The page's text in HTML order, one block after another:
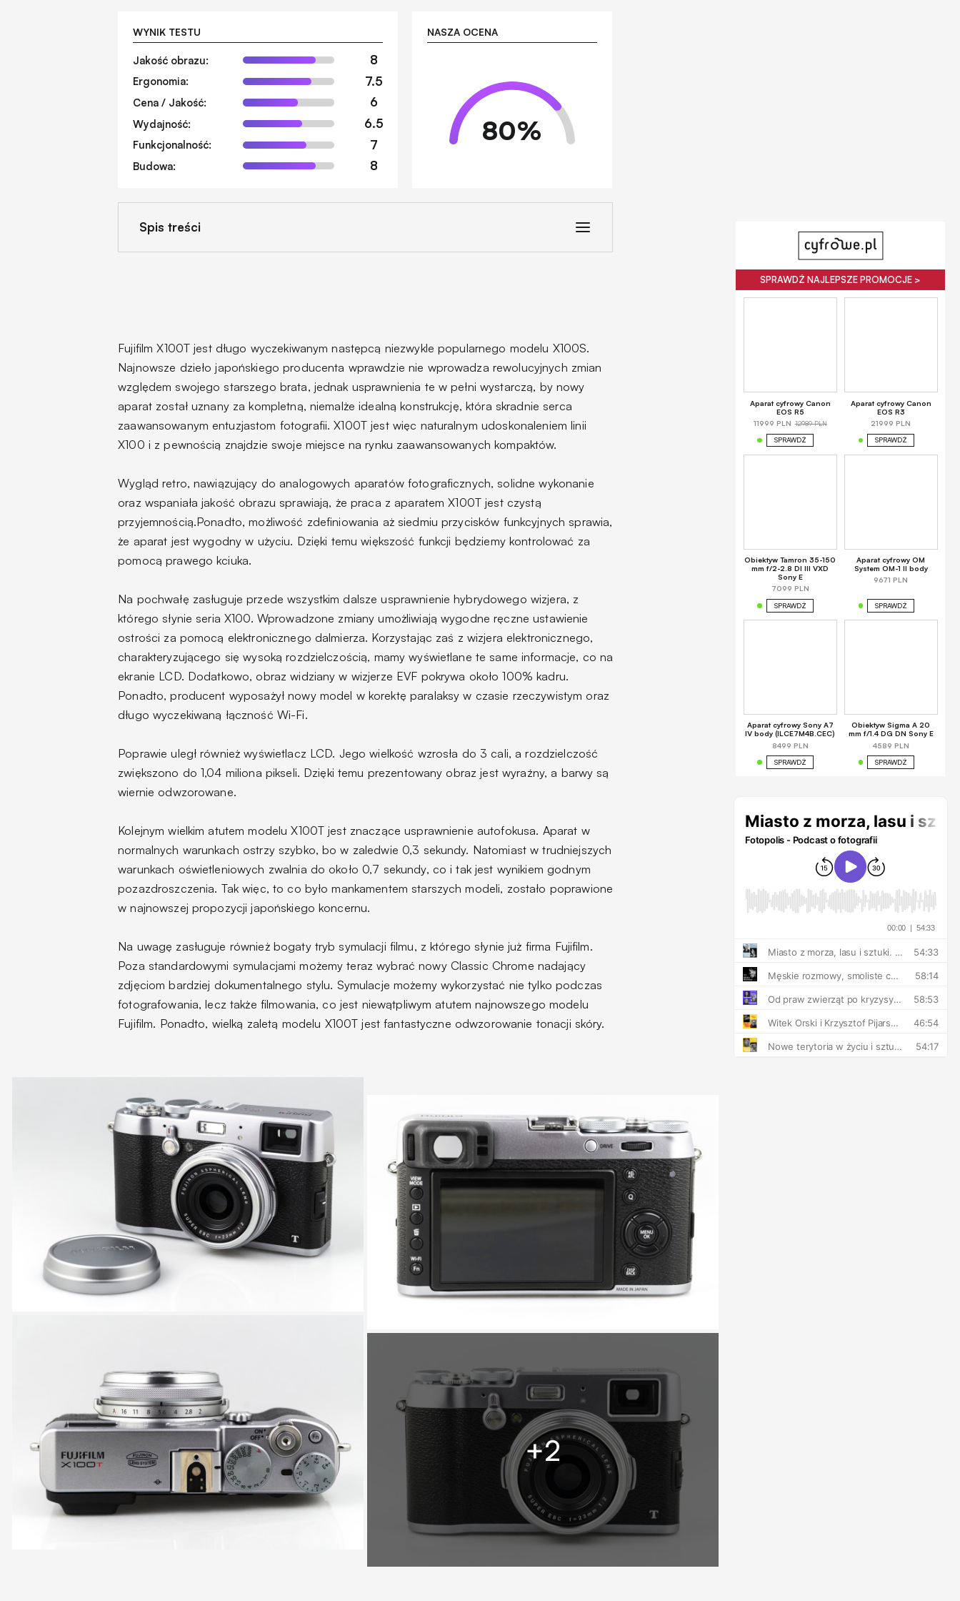
WYNIK TESTU
Jakość obrazu: 8
Ergonomia: 7.5
Cena / Jakość: 6
Wydajność: 6.5
Funkcjonalność: 7
Budowa: 8
NASZA OCENA
80%
Spis treści
Fujifilm X100T jest długo wyczekiwanym następcą niezwykle popularnego modelu X100S.
Najnowsze dzieło japońskiego producenta wprawdzie nie wprowadza rewolucyjnych zmian
względem swojego starszego brata, jednak usprawnienia te w pełni wystarczą, by nowy
aparat został uznany za kompletną, niemalże idealną konstrukcję, która skradnie serca
zaawansowanym entuzjastom fotografii. X100T jest więc naturalnym udoskonaleniem linii
X100 i z pewnością znajdzie swoje miejsce na rynku zaawansowanych kompaktów.
Wygląd retro, nawiązujący do analogowych aparatów fotograficznych, solidne wykonanie
oraz wspaniała jakość obrazu sprawiają, że praca z aparatem X100T jest czystą
przyjemnością.Ponadto, możliwość zdefiniowania aż siedmiu przycisków funkcyjnych sprawia,
że aparat jest wygodny w użyciu. Dzięki temu większość funkcji będziemy kontrolować za
pomocą prawego kciuka.
Na pochwałę zasługuje przede wszystkim dalsze usprawnienie hybrydowego wizjera, z
którego słynie seria X100. Wprowadzone zmiany umożliwiają wygodne ręczne ustawienie
ostrości za pomocą elektronicznego dalmierza. Korzystając zaś z wizjera elektronicznego,
charakteryzującego się wysoką rozdzielczością, mamy wyświetlane te same informacje, co na
ekranie LCD. Dodatkowo, obraz widziany w wizjerze EVF pokrywa około 100% kadru.
Ponadto, producent wyposażył nowy model w korektę paralaksy w czasie rzeczywistym oraz
długo wyczekiwaną łączność Wi-Fi.
Poprawie uległ również wyświetlacz LCD. Jego wielkość wzrosła do 3 cali, a rozdzielczość
zwiększono do 1,04 miliona pikseli. Dzięki temu prezentowany obraz jest wyraźny, a barwy są
wiernie odwzorowane.
Kolejnym wielkim atutem modelu X100T jest znaczące usprawnienie autofokusa. Aparat w
normalnych warunkach ostrzy szybko, bo w zaledwie 0,3 sekundy. Natomiast w trudniejszych
warunkach oświetleniowych zwalnia do około 0,7 sekundy, co i tak jest wynikiem godnym
pozazdroszczenia. Tak więc, to co było mankamentem starszych modeli, zostało poprawione
w najnowszej propozycji japońskiego koncernu.
Na uwagę zasługuje również bogaty tryb symulacji filmu, z którego słynie już firma Fujifilm.
Poza standardowymi symulacjami możemy teraz wybrać nowy Classic Chrome nadający
zdjęciom bardziej dokumentalnego stylu. Symulacje możemy wykorzystać nie tylko podczas
fotografowania, lecz także filmowania, co jest niewątpliwym atutem najnowszego modelu
Fujifilm. Ponadto, wielką zaletą modelu X100T jest fantastyczne odwzorowanie tonacji skóry.
SPRAWDŹ NAJLEPSZE PROMOCJE >
Aparat cyfrowy Canon
EOS R5
11999 PLN 12989 PLN
SPRAWDŹ
Aparat cyfrowy Canon
EOS R3
21999 PLN
SPRAWDŹ
Obiektyw Tamron 35-150
mm f/2-2.8 DI III VXD
Sony E
7099 PLN
SPRAWDŹ
Aparat cyfrowy OM
System OM-1 II body
9671 PLN
SPRAWDŹ
Aparat cyfrowy Sony A7
IV body (ILCE7M4B.CEC)
8499 PLN
SPRAWDŹ
Obiektyw Sigma A 20
mm f/1.4 DG DN Sony E
4589 PLN
SPRAWDŹ